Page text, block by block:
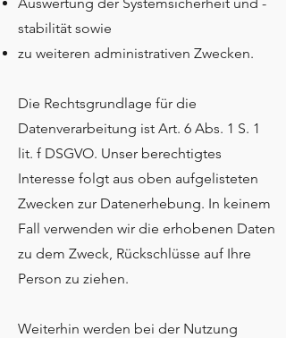
stabilität sowie
zu weiteren administrativen Zwecken.
Die Rechtsgrundlage für die
Datenverarbeitung ist Art. 6 Abs. 1 S. 1
lit. f DSGVO. Unser berechtigtes
Interesse folgt aus oben aufgelisteten
Zwecken zur Datenerhebung. In keinem
Fall verwenden wir die erhobenen Daten
zu dem Zweck, Rückschlüsse auf Ihre
Person zu ziehen.
Weiterhin werden bei der Nutzung